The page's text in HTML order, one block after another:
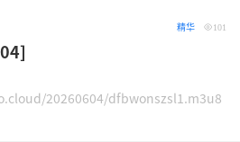
101
精华
20260604/dfbwonszsl1.m3u8